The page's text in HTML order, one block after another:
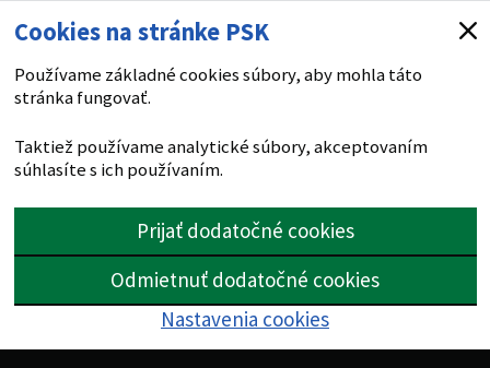
Cookies na stránke PSK
Používame základné cookies súbory, aby mohla táto
stránka fungovať.
Taktiež používame analytické súbory, akceptovaním
súhlasíte s ich používaním.
Prijať dodatočné cookies
Odmietnuť dodatočné cookies
Nastavenia cookies